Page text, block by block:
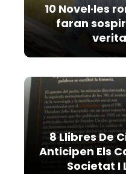
10 Novel·les
faran
8 Llibres De
Anticipen Els
Societat I